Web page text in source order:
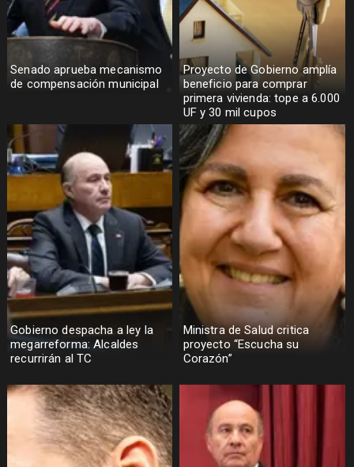
Senado aprueba mecanismo
de compensación municipal
Proyecto de Gobierno amplía
beneficio para comprar
primera vivienda: tope a 6.000
UF y 30 mil cupos
Gobierno despacha a ley la
megarreforma: Alcaldes
recurrirán al TC
Ministra de Salud critica
proyecto “Escucha su
Corazón”